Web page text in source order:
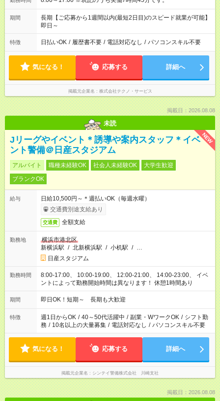
期間
長期【ご応募から1週間以内(最短2日目)のスピード就業が可能】
即日～
特徴 日払いOK / 履歴書不要 / 電話対応なし / パソコンスキル不要
気になる！ 応募する 詳細へ
掲載元企業名 株式会社テクノ・サービス
掲載日：2026.08.08
未読
NEW
Jリーグやイベント＊誘導や案内スタッフ＊イベ
ント警備＠日産スタジアム
アルバイト 職種未経験OK 社会人未経験OK
大学生歓迎
ブランクOK
給与
日給10,500円～＊週払いOK（毎週水曜）
交通費別途支給あり
交通費 全額支給
勤務地
横浜市港北区
新横浜駅 / 北新横浜駅 / 小机駅 / …
日産スタジアム
勤務時間
8:00-17:00、 10:00-19:00、 12:00-21:00、 14:00-23:00、 イベ
ントによって勤務開始時間は異なります！ 休憩1時間あり
期間 即日OK！短期～ 長期も大歓迎
特徴 週1日からOK / 40～50代活躍中 / 副業・WワークOK / シフト勤
務 / 10名以上の大量募集 / 電話対応なし / パソコンスキル不要
気になる！ 応募する 詳細へ
掲載元企業名 シンテイ警備株式会社 川崎支社
掲載日：2026.08.08